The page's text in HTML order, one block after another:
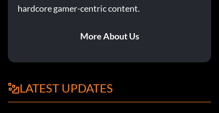
hardcore gamer-centric content.
More About Us
LATEST UPDATES